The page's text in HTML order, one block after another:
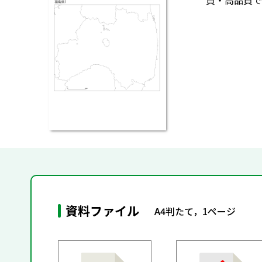
資料ファイル A4判たて，1ページ